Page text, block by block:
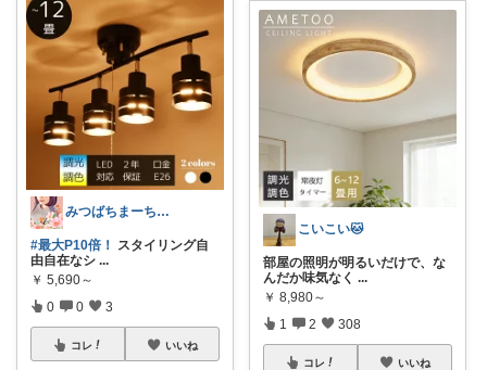
みつばちまーちᵀᴴᴬᴺᴷ ᵞᴼᵁ ◡̈*
#最大P10倍！
スタイリング自
由自在なシ ...
￥ 5,690～
0 0 3
コレ いいね
こいこい🐱
部屋の照明が明るいだけで、な
んだか味気なく ...
￥ 8,980～
1 2 308
コレ いいね